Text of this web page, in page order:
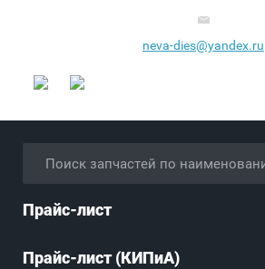
neva-dies@yandex.ru
Прайс-лист
Прайс-лист (КИПиА)